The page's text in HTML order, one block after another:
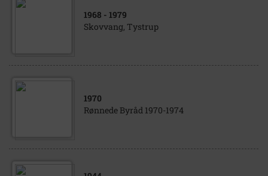
1968 - 1979
Skovvang, Tystrup
1970
Rønnede Byråd 1970-1974